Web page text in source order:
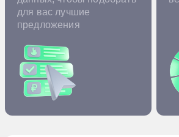
для вас лучшие
предложения